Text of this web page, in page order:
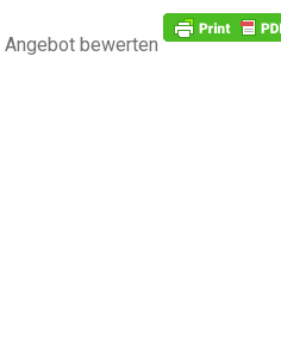
bewerten